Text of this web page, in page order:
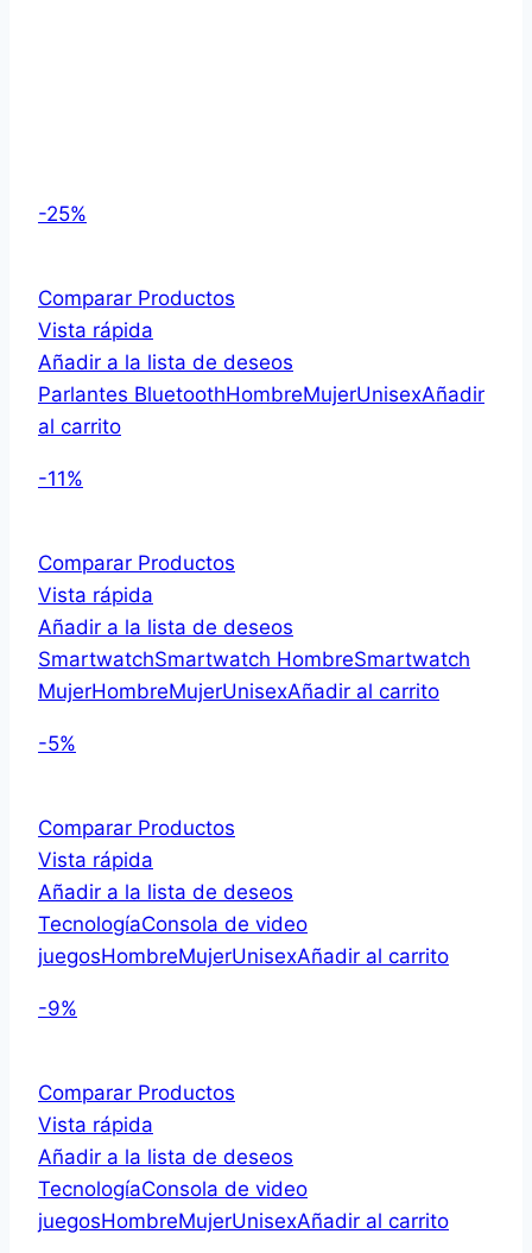
-25%
Comparar Productos
Vista rápida
Añadir a la lista de deseos
Parlantes BluetoothHombreMujerUnisexAñadir
al carrito
-11%
Comparar Productos
Vista rápida
Añadir a la lista de deseos
SmartwatchSmartwatch HombreSmartwatch
MujerHombreMujerUnisexAñadir al carrito
-5%
Comparar Productos
Vista rápida
Añadir a la lista de deseos
TecnologíaConsola de video
juegosHombreMujerUnisexAñadir al carrito
-9%
Comparar Productos
Vista rápida
Añadir a la lista de deseos
TecnologíaConsola de video
juegosHombreMujerUnisexAñadir al carrito